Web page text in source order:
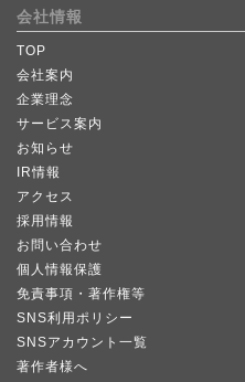
会社情報
TOP
会社案内
企業理念
サービス案内
お知らせ
IR情報
アクセス
採用情報
お問い合わせ
個人情報保護
免責事項・著作権等
SNS利用ポリシー
SNSアカウント一覧
著作者様へ